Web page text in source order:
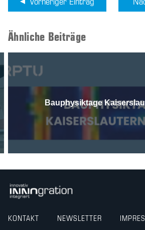
Vorheriger Eintrag
Ähnliche Beiträge
Bauphysiktage
KONTAKT NEWSLETTER